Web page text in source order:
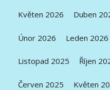
Květen 2026 Duben
Únor 2026 Leden 2026
Listopad 2025 Říjen
Červen 2025 Květen